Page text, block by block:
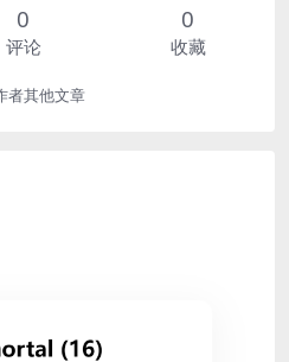
0
评论
0
收藏
者其他文章